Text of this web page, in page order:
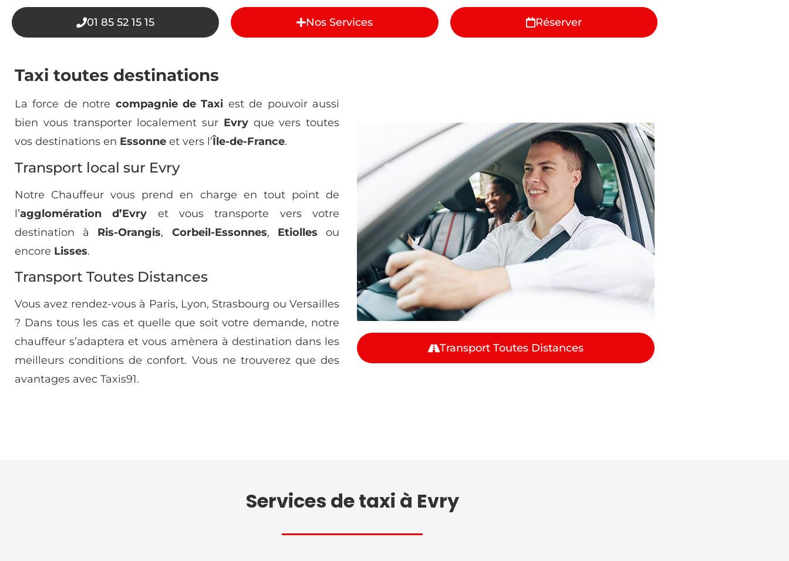
01 85 52 15 15 Nos Services Réserver
Taxi toutes destinations
La force de notre compagnie de Taxi est de pouvoir aussi
bien vous transporter localement sur Evryque vers toutes
vos destinations en Essonne et vers l’Île-de-France.
Transport local sur Evry
Notre Chauffeur vous prend en charge en tout point de
l’agglomération d’Evry et vous transporte vers votre
destination à Ris-Orangis, Corbeil-Essonnes, Etiolles ou
encore Lisses.
Transport Toutes Distances
Vous avez rendez-vous à Paris, Lyon, Strasbourg ou Versailles
? Dans tous les cas et quelle que soit votre demande, notre
chauffeur s’adaptera et vous amènera à destination dans les
meilleurs conditions de confort. Vous ne trouverez que des
avantages avec Taxis91.
Transport Toutes Distances
Services de taxi à Evry